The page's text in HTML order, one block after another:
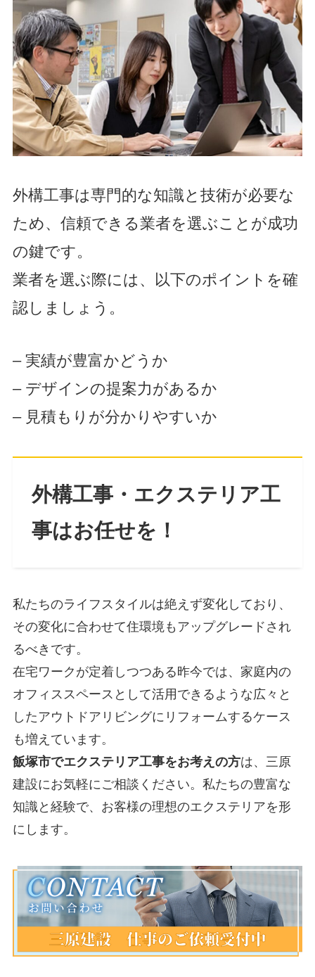
外構工事は専門的な知識と技術が必要な
ため、信頼できる業者を選ぶことが成功
の鍵です。
業者を選ぶ際には、以下のポイントを確
認しましょう。
– 実績が豊富かどうか
– デザインの提案力があるか
– 見積もりが分かりやすいか
外構工事・エクステリア工
事はお任せを！
私たちのライフスタイルは絶えず変化しており、
その変化に合わせて住環境もアップグレードされ
るべきです。
在宅ワークが定着しつつある昨今では、家庭内の
オフィススペースとして活用できるような広々と
したアウトドアリビングにリフォームするケース
も増えています。
飯塚市でエクステリア工事をお考えの方は、三原
建設にお気軽にご相談ください。私たちの豊富な
知識と経験で、お客様の理想のエクステリアを形
にします。